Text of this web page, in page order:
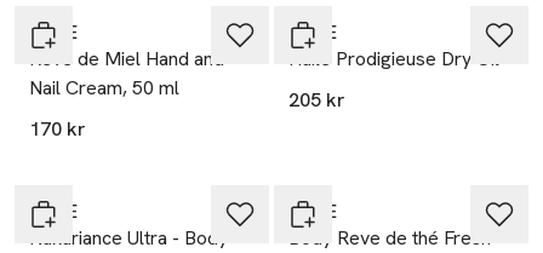
NUXE
Reve de Miel Hand and
Nail Cream, 50 ml
170 kr
NUXE
Huile Prodigieuse Dry Oil
205 kr
NUXE
Nuxuriance Ultra - Body
NUXE
Body Reve de thé Fresh-